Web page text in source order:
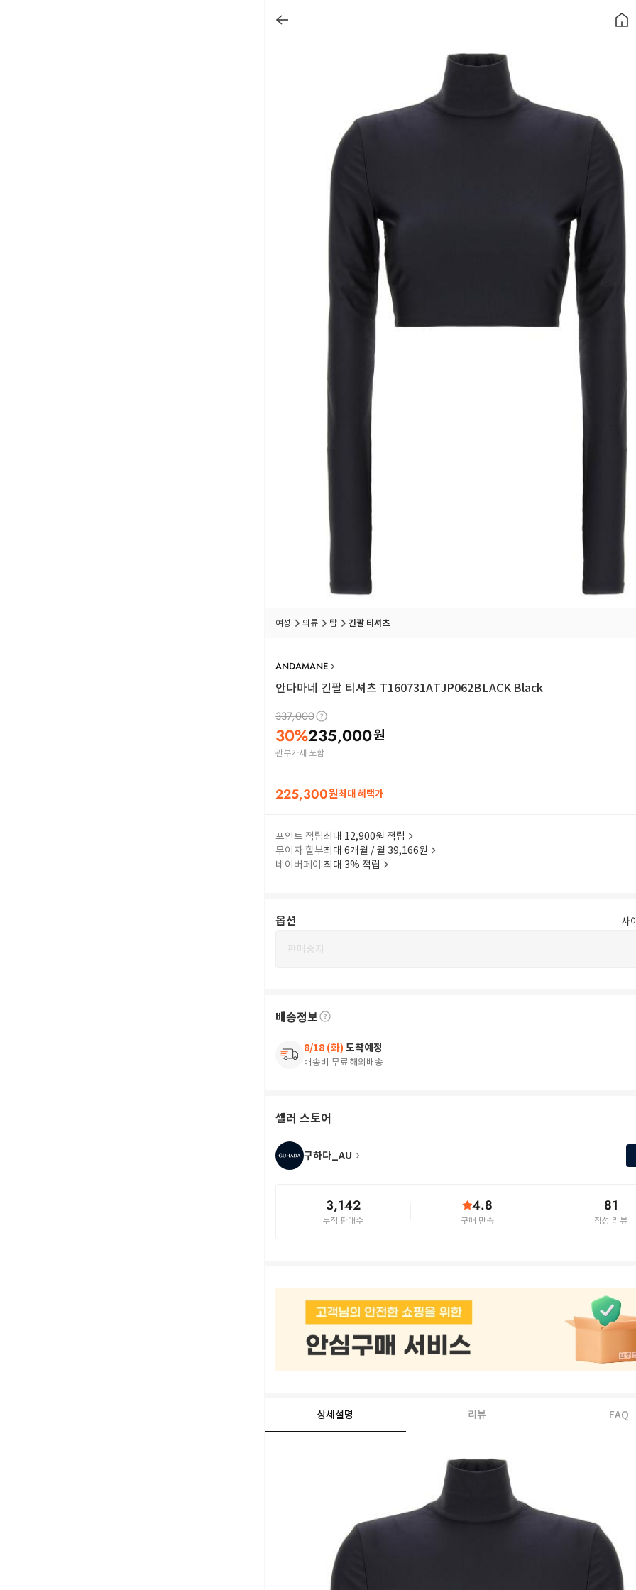
여성 의류 탑 긴팔 티셔츠
ANDAMANE
안다마네 긴팔 티셔츠 T160731ATJP062BLACK Black
337,000
30%235,000원
관부가세 포함
225,300원최대 혜택가
포인트 적립최대 12,900원 적립
무이자 할부최대 6개월 / 월 39,166원
네이버페이 최대 3% 적립
옵션 사
판매중지
배송정보
8/18 (화) 도착예정
배송비 무료해외배송
셀러 스토어
구하다_AU
3,142
누적 판매수
4.8
구매 만족
81
작성 리뷰
상세설명 리뷰 FAQ